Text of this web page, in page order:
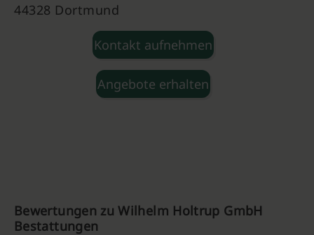
44328 Dortmund
Kontakt aufnehmen
Angebote erhalten
Bewertungen zu Wilhelm Holtrup GmbH
Bestattungen